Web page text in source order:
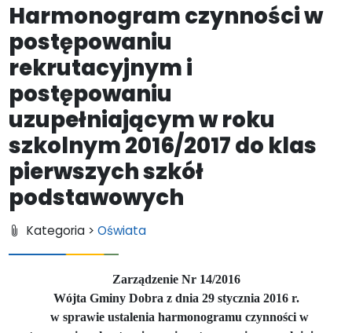
Harmonogram czynności w
postępowaniu
rekrutacyjnym i
postępowaniu
uzupełniającym w roku
szkolnym 2016/2017 do klas
pierwszych szkół
podstawowych
Kategoria >Oświata
Zarządzenie Nr 14/2016
Wójta Gminy Dobra z dnia 29 stycznia 2016 r.
w sprawie ustalenia harmonogramu czynności w